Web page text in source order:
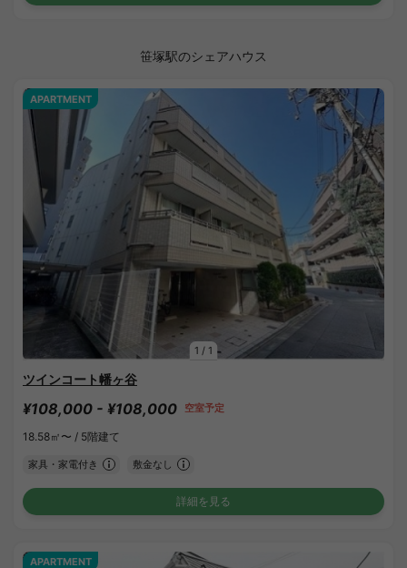
笹塚駅のシェアハウス
1 / 1
APARTMENT
ツインコート幡ヶ谷
¥108,000 - ¥108,000 空室予定
18.58㎡〜 / 5階建て
家具・家電付き 敷金なし
詳細を見る
APARTMENT